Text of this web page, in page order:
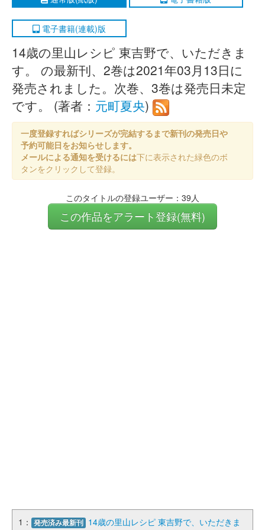
電子書籍(連載)版
14歳の里山レシピ 東吉野で、いただきま
す。 の最新刊、2巻は2021年03月13日に
発売されました。次巻、3巻は発売日未定
です。 (著者： 元町夏央)
一度登録すればシリーズが完結するまで新刊の発売日や
予約可能日をお知らせします。
メールによる通知を受けるには下に表示された緑色のボ
タンをクリックして登録。
このタイトルの登録ユーザー：39人
この作品をアラート登録(無料)
1： 発売済み最新刊 14歳の里山レシピ 東吉野で、いただきま